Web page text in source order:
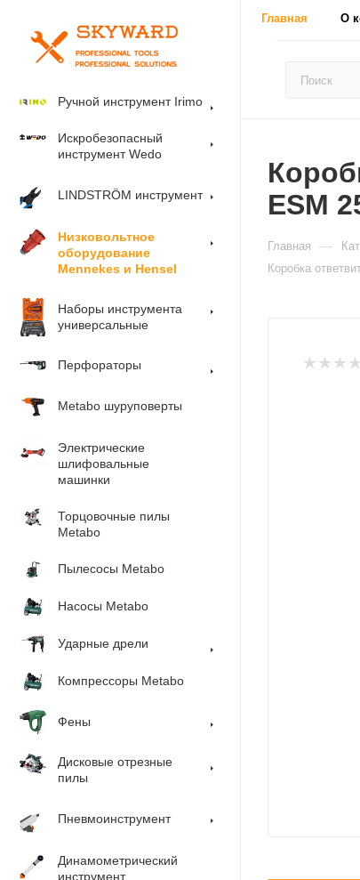
Главная О
Ручной инструмент Irimo
Искробезопасный
инструмент Wedo
LINDSTRÖM инструмент
Низковольтное
оборудование
Mennekes и Hensel
Наборы инструмента
универсальные
Перфораторы
Metabo шуруповерты
Электрические
шлифовальные
машинки
Торцовочные пилы
Metabo
Пылесосы Metabo
Насосы Metabo
Ударные дрели
Компрессоры Metabo
Фены
Дисковые отрезные
пилы
Пневмоинструмент
Динамометрический
инструмент
ESM
Главная —
Коробка